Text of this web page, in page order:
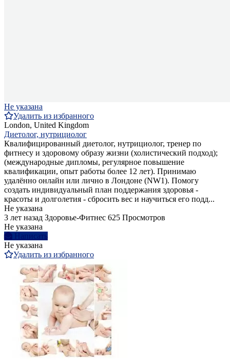
Не указана
Удалить из избранного
London, United Kingdom
Диетолог, нутрициолог
Квалифицированный диетолог, нутрициолог, тренер по
фитнесу и здоровому образу жизни (холистический подход);
(международные дипломы, регулярное повышение
квалификации, опыт работы более 12 лет). Принимаю
удалённо онлайн или лично в Лондоне (NW1). Помогу
создать индивидуальный план поддержания здоровья -
красоты и долголетия - сбросить вес и научиться его подд...
Не указана
3 лет назад Здоровье-Фитнес 625 Просмотров
Не указана
Написать
Не указана
Удалить из избранного